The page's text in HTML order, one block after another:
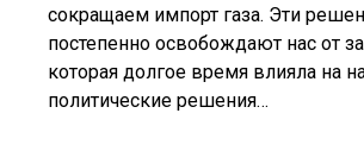
сокращаем импорт газа. Эти
постепенно освобождают нас от
которая долгое время влияла на
политические решения…